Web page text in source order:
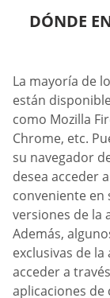
DÓNDE
La mayoría de
están
como Mozilla
Chrome, etc.
su navegador
desea acceder
conveniente en
versiones de la
Además,
exclusivas de
acceder a
aplicaciones de